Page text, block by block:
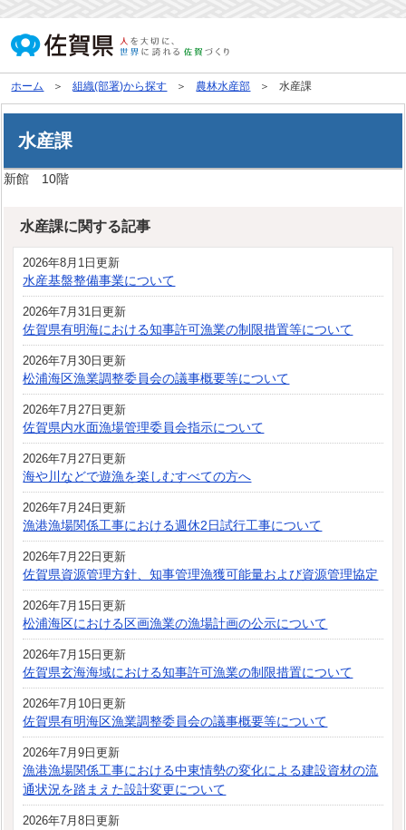
ホーム 組織(部署)から探す 農林水産部 水産課
水産課
新館 10階
水産課に関する記事
2026年8月1日更新
水産基盤整備事業について
2026年7月31日更新
佐賀県有明海における知事許可漁業の制限措置等について
2026年7月30日更新
松浦海区漁業調整委員会の議事概要等について
2026年7月27日更新
佐賀県内水面漁場管理委員会指示について
2026年7月27日更新
海や川などで遊漁を楽しむすべての方へ
2026年7月24日更新
漁港漁場関係工事における週休2日試行工事について
2026年7月22日更新
佐賀県資源管理方針、知事管理漁獲可能量および資源管理協定
2026年7月15日更新
松浦海区における区画漁業の漁場計画の公示について
2026年7月15日更新
佐賀県玄海海域における知事許可漁業の制限措置について
2026年7月10日更新
佐賀県有明海区漁業調整委員会の議事概要等について
2026年7月9日更新
漁港漁場関係工事における中東情勢の変化による建設資材の流
通状況を踏まえた設計変更について
2026年7月8日更新